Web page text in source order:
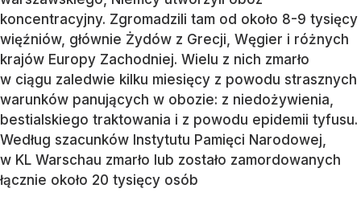
koncentracyjny. Zgromadzili tam od około 8-9 tysięcy
więźniów, głównie Żydów z Grecji, Węgier i różnych
krajów Europy Zachodniej. Wielu z nich zmarło
w ciągu zaledwie kilku miesięcy z powodu strasznych
warunków panujących w obozie: z niedożywienia,
bestialskiego traktowania i z powodu epidemii tyfusu.
Według szacunków Instytutu Pamięci Narodowej,
w KL Warschau zmarło lub zostało zamordowanych
łącznie około 20 tysięcy osób